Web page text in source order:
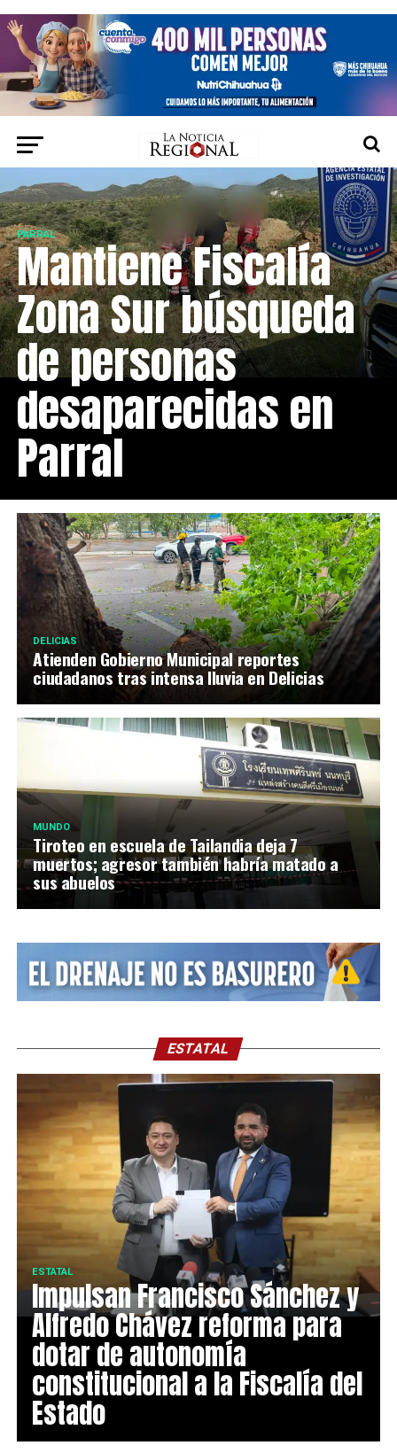
PARRAL
Mantiene Fiscalía
Zona Sur búsqueda
de personas
desaparecidas en
Parral
DELICIAS
Atienden Gobierno Municipal reportes
ciudadanos tras intensa lluvia en Delicias
MUNDO
Tiroteo en escuela de Tailandia deja 7
muertos; agresor también habría matado a
sus abuelos
ESTATAL
ESTATAL
Impulsan Francisco Sánchez y
Alfredo Chávez reforma para
dotar de autonomía
constitucional a la Fiscalía del
Estado